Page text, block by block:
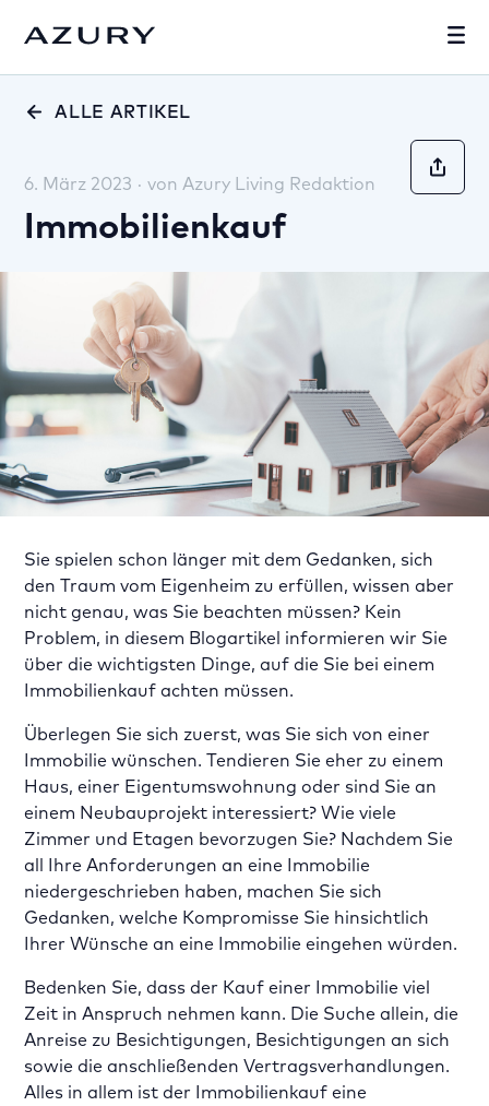
ALLE ARTIKEL
6. März 2023 ·von Azury Living Redaktion
Immobilienkauf
Sie spielen schon länger mit dem Gedanken, sich
den Traum vom Eigenheim zu erfüllen, wissen aber
nicht genau, was Sie beachten müssen? Kein
Problem, in diesem Blogartikel informieren wir Sie
über die wichtigsten Dinge, auf die Sie bei einem
Immobilienkauf achten müssen.
Überlegen Sie sich zuerst, was Sie sich von einer
Immobilie wünschen. Tendieren Sie eher zu einem
Haus, einer Eigentumswohnung oder sind Sie an
einem Neubauprojekt interessiert? Wie viele
Zimmer und Etagen bevorzugen Sie? Nachdem Sie
all Ihre Anforderungen an eine Immobilie
niedergeschrieben haben, machen Sie sich
Gedanken, welche Kompromisse Sie hinsichtlich
Ihrer Wünsche an eine Immobilie eingehen würden.
Bedenken Sie, dass der Kauf einer Immobilie viel
Zeit in Anspruch nehmen kann. Die Suche allein, die
Anreise zu Besichtigungen, Besichtigungen an sich
sowie die anschließenden Vertragsverhandlungen.
Alles in allem ist der Immobilienkauf eine